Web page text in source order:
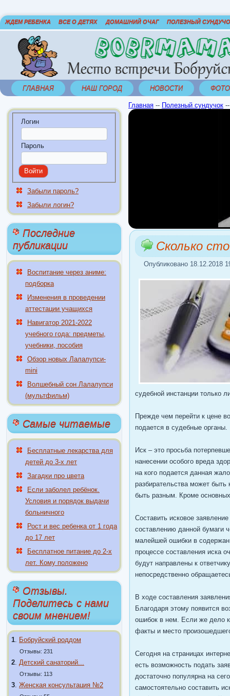
ЖДЕМ РЕБЕНКА ВСЕ О ДЕТЯХ ДОМАШНИЙ ОЧАГ ПОЛЕЗНЫЙ
ГЛАВНАЯ НАШ ГОРОД НОВОСТИ
Логин
Пароль
Забыли пароль?
Забыли логин?
Последние
публикации
Воспитание через аниме:
подборка
Изменения в проведении
аттестации учащихся
Навигатор 2021-2022
учебного года: предметы,
учебники, пособия
Обзор новых Лалалупси-
mini
Волшебный сон Лалалупси
(мультфильм)
Самые читаемые
Бесплатные лекарства для
детей до 3-х лет
Загадки про цвета
Если заболел ребёнок.
Условия и порядок выдачи
больничного
Рост и вес ребенка от 1 года
до 17 лет
Бесплатное питание до 2-х
лет. Кому положено
Отзывы.
Поделитесь с нами
своим мнением!
1 Бобруйский роддом
Отзывы: 231
2 Детский санаторий...
Отзывы: 113
3 Женская консультация №2
Главная -- Полезный сундучок
Сколько
Опубликовано 18.12.2018
судебной инстанции только
Прежде чем перейти к цене
подается в судебные органы.
Иск – это просьба
нанесении особого вреда
на кого подается данная
разбирательства может
быть разным. Кроме
Составить исковое
составлению данной бумаги
малейшей ошибки в
процессе составления иска
будут направлены к
непосредственно
В ходе составления
Благодаря этому появится
ошибок в нем. Если же дело
факты и место
Сегодня на страницах
есть возможность подать
достаточно популярна на
самостоятельно составить